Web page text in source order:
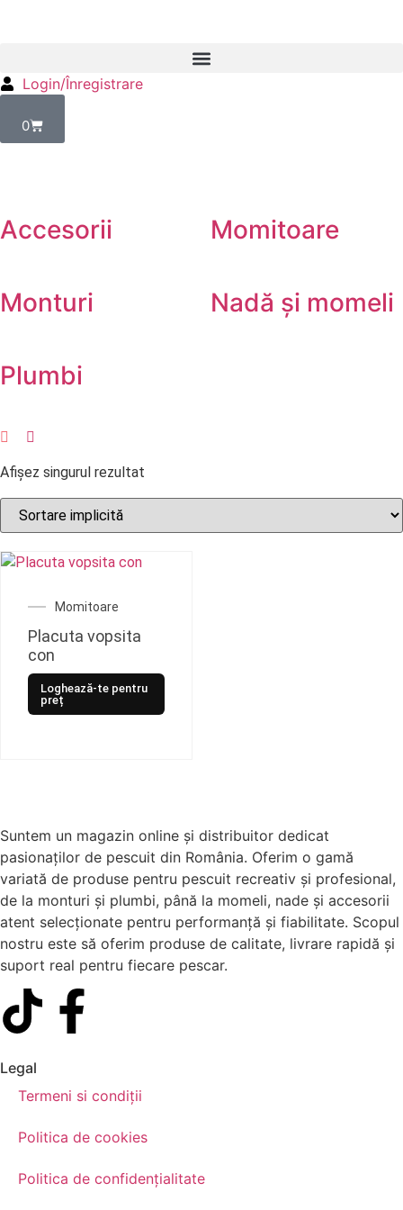
Login/Înregistrare
0
Accesorii Momitoare
Monturi Nadă și momeli
Plumbi
Afișez singurul rezultat
Momitoare
Placuta vopsita
con
Loghează-te pentru
preț
Suntem un magazin online și distribuitor dedicat
pasionaților de pescuit din România. Oferim o gamă
variată de produse pentru pescuit recreativ și profesional,
de la monturi și plumbi, până la momeli, nade și accesorii
atent selecționate pentru performanță și fiabilitate. Scopul
nostru este să oferim produse de calitate, livrare rapidă și
suport real pentru fiecare pescar.
Legal
Termeni si condiții
Politica de cookies
Politica de confidențialitate